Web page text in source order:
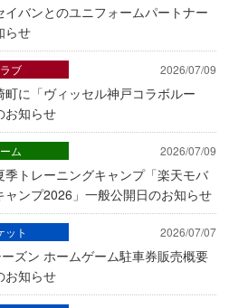
イバンとのユニフォームパートナー
らせ
2026/07/09
町に「ヴィッセル神戸コラボルー
お知らせ
ブ
2026/07/09
季トレーニングキャンプ「楽天モバ
ャンプ2026」一般公開日のお知らせ
ム
2026/07/07
ズン ホームゲーム駐車券販売概要
お知らせ
ット